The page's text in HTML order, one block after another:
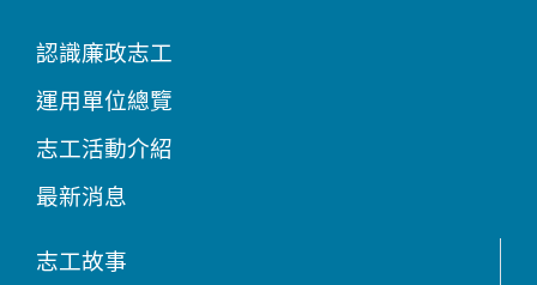
認識廉政志工
運用單位總覽
志工活動介紹
最新消息
志工故事